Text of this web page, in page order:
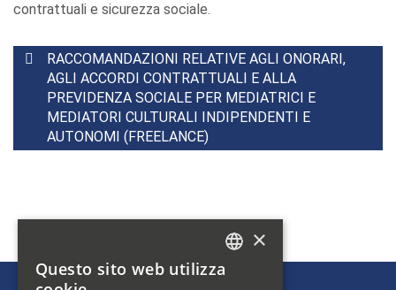
contrattuali e sicurezza sociale.
RACCOMANDAZIONI RELATIVE AGLI ONORARI,
AGLI ACCORDI CONTRATTUALI E ALLA
PREVIDENZA SOCIALE PER MEDIATRICI E
MEDIATORI CULTURALI INDIPENDENTI E
AUTONOMI (FREELANCE)
×
Questo sito web utilizza